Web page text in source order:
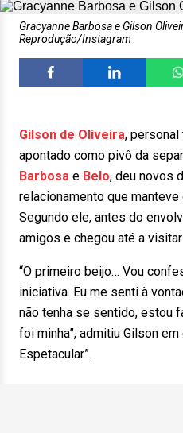
Gracyanne Barbosa e Gilson
Reprodução/Instagram
Gilson de Oliveira,
apontado como pivô da
Barbosa e Belo, deu novos
relacionamento que
Segundo ele, antes do
amigos e chegou até a
“O primeiro beijo… Vou
iniciativa. Eu me senti à
não tenha se sentido, estou
foi minha”, admitiu Gilson
Espetacular”.